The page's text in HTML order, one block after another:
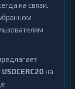
на связи.
USDCERC20 на